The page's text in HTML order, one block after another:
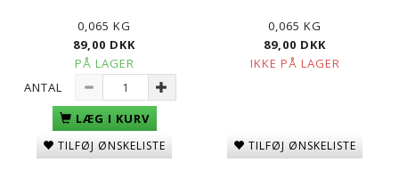
0,065 KG
89,00 DKK
PÅ LAGER
ANTAL
LÆG I KURV
TILFØJ ØNSKELISTE
0,065 KG
89,00 DKK
IKKE PÅ LAGER
TILFØJ ØNSKELISTE